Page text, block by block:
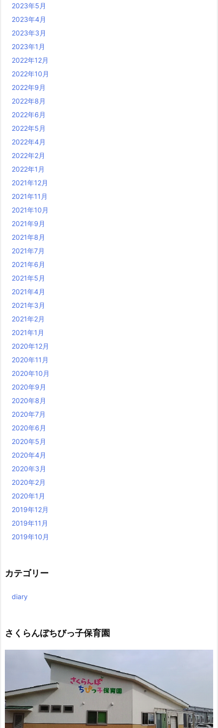
2023年5月
2023年4月
2023年3月
2023年1月
2022年12月
2022年10月
2022年9月
2022年8月
2022年6月
2022年5月
2022年4月
2022年2月
2022年1月
2021年12月
2021年11月
2021年10月
2021年9月
2021年8月
2021年7月
2021年6月
2021年5月
2021年4月
2021年3月
2021年2月
2021年1月
2020年12月
2020年11月
2020年10月
2020年9月
2020年8月
2020年7月
2020年6月
2020年5月
2020年4月
2020年3月
2020年2月
2020年1月
2019年12月
2019年11月
2019年10月
カテゴリー
diary
さくらんぼちびっ子保育園